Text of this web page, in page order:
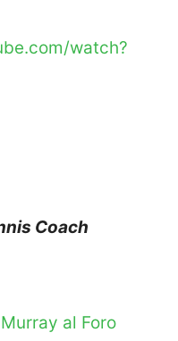
watch?
Coach
al Foro